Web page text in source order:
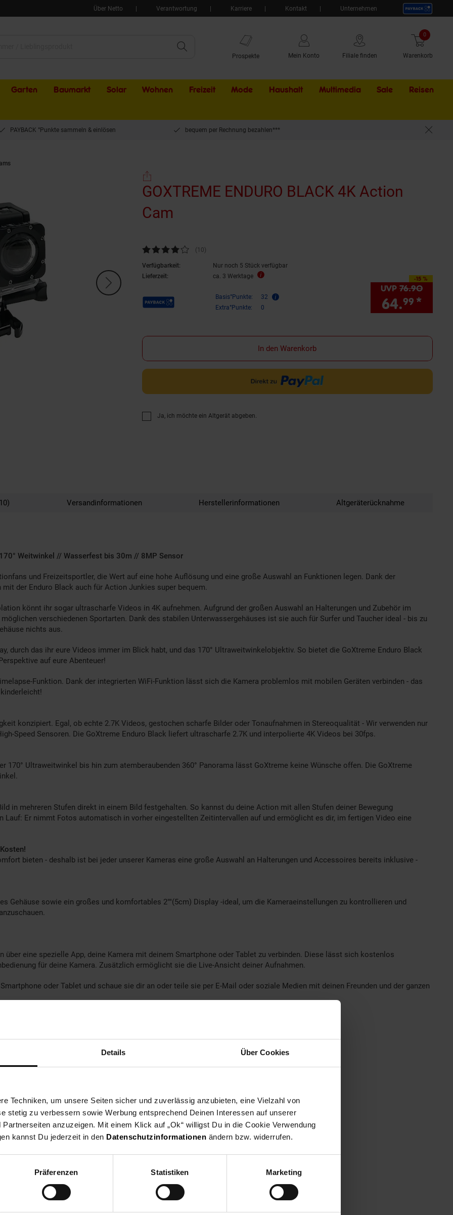
Details Über Cookies
Techniken, um unsere Seiten sicher und zuverlässig anzubieten, eine Vielzahl von
stetig zu verbessern sowie Werbung entsprechend Deinen Interessen auf unserer
anzuzeigen. Mit einem Klick auf „Ok“ willigst Du in die Cookie Verwendung
kannst Du jederzeit in den Datenschutzinformationen ändern bzw. widerrufen.
Präferenzen Statistiken Marketing
Über Netto Verantwortung Karriere Kontakt Unternehmen
Prospekte Mein Konto Filiale finden Warenkorb
0 Artikel
Garten Baumarkt Solar Wohnen Freizeit Mode Haushalt Multimedia Sale Externer
Reisen
PAYBACK °Punkte sammeln & einlösen bequem per Rechnung bezahlen***
GOXTREME ENDURO BLACK 4K Action
Cam
Kundenbewertung: 4,1 von 5 Sternen
(10Kundenbewertungen
)
Verfügbarkeit:
Nur noch 5 Stück verfügbar
Lieferzeit:
ca. 3 Werktage
Payback Punkte Basis°Punkte:
32
Extra°Punkte:
0
-15 %
Sie Sparen 15 Prozent,
UVP 76.90
64.99 *
In den Warenkorb
Ja, ich möchte ein Altgerät abgeben.
Versandinformationen Herstellerinformationen Altgeräterücknahme
Weitwinkel // Wasserfest bis 30m // 8MP Sensor
und Freizeitsportler, die Wert auf eine hohe Auflösung und eine große Auswahl an Funktionen legen. Dank der
der Enduro Black auch für Action Junkies super bequem.
könnt ihr sogar ultrascharfe Videos in 4K aufnehmen. Aufgrund der großen Auswahl an Halterungen und Zubehör im
verschiedenen Sportarten. Dank des stabilen Unterwassergehäuses ist sie auch für Surfer und Taucher ideal - bis zu
nichts aus.
durch das ihr eure Videos immer im Blick habt, und das 170° Ultraweitwinkelobjektiv. So bietet die GoXtreme Enduro Black
auf eure Abenteuer!
Funktion. Dank der integrierten WiFi-Funktion lässt sich die Kamera problemlos mit mobilen Geräten verbinden - das
konzipiert. Egal, ob echte 2.7K Videos, gestochen scharfe Bilder oder Tonaufnahmen in Stereoqualität - Wir verwenden nur
Speed Sensoren. Die GoXtreme Enduro Black liefert ultrascharfe 2.7K und interpolierte 4K Videos bei 30fps.
170° Ultraweitwinkel bis hin zum atemberaubenden 360° Panorama lässt GoXtreme keine Wünsche offen. Die GoXtreme
in mehreren Stufen direkt in einem Bild festgehalten. So kannst du deine Action mit allen Stufen deiner Bewegung
Er nimmt Fotos automatisch in vorher eingestellten Zeitintervallen auf und ermöglicht es dir, im fertigen Video eine
bieten - deshalb ist bei jeder unserer Kameras eine große Auswahl an Halterungen und Accessoires bereits inklusive -
Gehäuse sowie ein großes und komfortables 2""(5cm) Display -ideal, um die Kameraeinstellungen zu kontrollieren und
eine spezielle App, deine Kamera mit deinem Smartphone oder Tablet zu verbinden. Diese lässt sich kostenlos
für deine Kamera. Zusätzlich ermöglicht sie die Live-Ansicht deiner Aufnahmen.
oder Tablet und schaue sie dir an oder teile sie per E-Mail oder soziale Medien mit deinen Freunden und der ganzen
30fps 720p @120fps, 60fps
10 (nicht im Lieferumfang)
Sek.